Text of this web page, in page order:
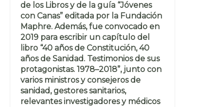
de los Libros y de la guía “Jóvenes
con Canas” editada por la Fundación
Maphre. Además, fue convocado en
2019 para escribir un capítulo del
libro “40 años de Constitución, 40
años de Sanidad. Testimonios de sus
protagonistas. 1978–2018”, junto con
varios ministros y consejeros de
sanidad, gestores sanitarios,
relevantes investigadores y médicos